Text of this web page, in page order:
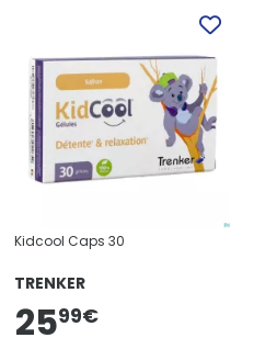
Kidcool Caps 30
TRENKER
2599€